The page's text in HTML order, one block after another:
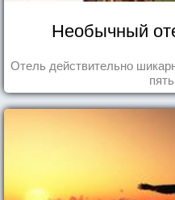
Необычный
Отель действительно